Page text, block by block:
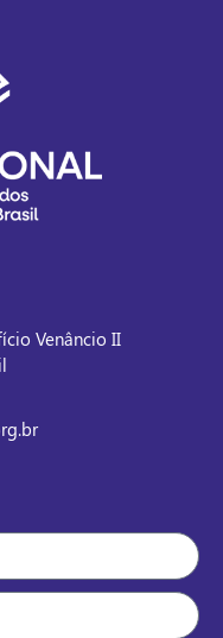
Venâncio II